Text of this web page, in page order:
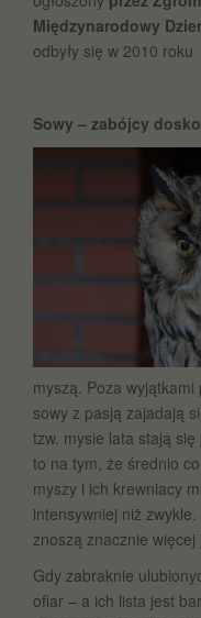
Międzynarodowy
odbyły się w 2010 roku
Sowy – zabójcy
myszą. Poza wyjątkami
sowy z pasją zajadają
tzw. mysie lata stają
to na tym, że średnio
myszy i ich krewniacy
intensywniej niż
znoszą znacznie więcej
Gdy zabraknie
ofiar – a ich lista jest